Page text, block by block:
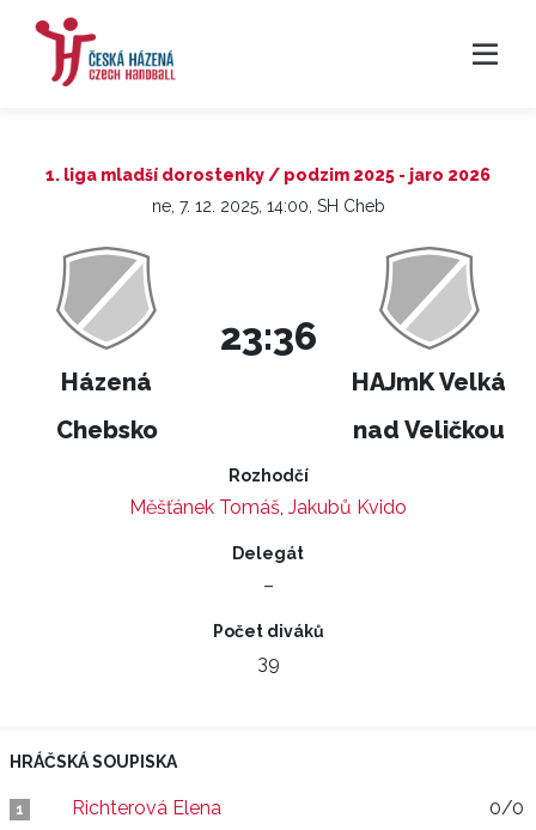
1. liga mladší dorostenky / podzim 2025 - jaro 2026
ne, 7. 12. 2025, 14:00, SH Cheb
Házená
Chebsko
23:36
HAJmK Velká
nad Veličkou
Rozhodčí
Měšťánek Tomáš, Jakubů Kvido
Delegát
–
Počet diváků
39
HRÁČSKÁ SOUPISKA
1 Richterová Elena 0/0